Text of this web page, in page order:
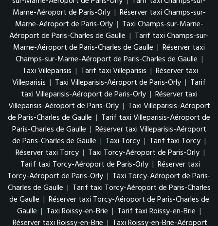
Marne-Aéroport de Paris-Orly | Réserver taxi Champs-sur-
Marne-Aéroport de Paris-Orly | Taxi Champs-sur-Marne-
Aéroport de Paris-Charles de Gaulle | Tarif taxi Champs-sur-
Marne-Aéroport de Paris-Charles de Gaulle | Réserver taxi
Champs-sur-Marne-Aéroport de Paris-Charles de Gaulle |
Taxi Villeparisis | Tarif taxi Villeparisis | Réserver taxi
Villeparisis | Taxi Villeparisis-Aéroport de Paris-Orly | Tarif
taxi Villeparisis-Aéroport de Paris-Orly | Réserver taxi
Villeparisis-Aéroport de Paris-Orly | Taxi Villeparisis-Aéroport
de Paris-Charles de Gaulle | Tarif taxi Villeparisis-Aéroport de
Paris-Charles de Gaulle | Réserver taxi Villeparisis-Aéroport
de Paris-Charles de Gaulle | Taxi Torcy | Tarif taxi Torcy |
Réserver taxi Torcy | Taxi Torcy-Aéroport de Paris-Orly |
Tarif taxi Torcy-Aéroport de Paris-Orly | Réserver taxi
Torcy-Aéroport de Paris-Orly | Taxi Torcy-Aéroport de Paris-
Charles de Gaulle | Tarif taxi Torcy-Aéroport de Paris-Charles
de Gaulle | Réserver taxi Torcy-Aéroport de Paris-Charles de
Gaulle | Taxi Roissy-en-Brie | Tarif taxi Roissy-en-Brie |
Réserver taxi Roissy-en-Brie | Taxi Roissy-en-Brie-Aéroport